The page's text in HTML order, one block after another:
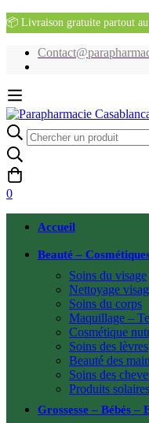
📦 Livraison gratuite partout
Recherche
pour:
0
Accueil
Beauté –
Soins du visage
Nettoyage
Soins du corps
Maquillage –
Cosmétique
Soins des lèvres
Beauté des
Soins des
Produits solaires
Grossesse – Bébés –